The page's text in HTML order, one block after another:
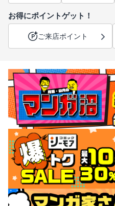
お得にポイントゲット！
ご来店ポイント